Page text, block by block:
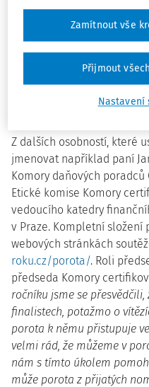
Eleonora Herlíková,
účetních ČR, jež nahradila
posilou poroty je paní
společnosti CESORG, spol. s
kdy vítěz z předešlého
Z dalších osobností, které
jmenovat například paní
Komory daňových poradců
Etické komise Komory
vedoucího katedry
v Praze. Kompletní složení
webových stránkách
roku.cz/porota/. Roli
předseda Komory
ročníku jsme se
finalistech, potažmo o
porota k němu přistupuje
velmi rád, že můžeme v
nám s tímto úkolem
může porota z přijatých
Nastavení
Zamítnout vše
Přijmout